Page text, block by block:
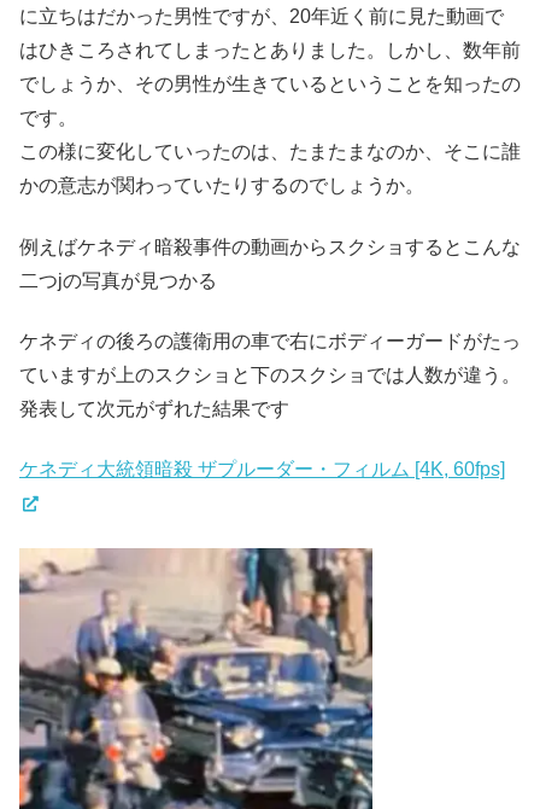
に立ちはだかった男性ですが、20年近く前に見た動画で
はひきころされてしまったとありました。しかし、数年前
でしょうか、その男性が生きているということを知ったの
です。
この様に変化していったのは、たまたまなのか、そこに誰
かの意志が関わっていたりするのでしょうか。
例えばケネディ暗殺事件の動画からスクショするとこんな
二つjの写真が見つかる
ケネディの後ろの護衛用の車で右にボディーガードがたっ
ていますが上のスクショと下のスクショでは人数が違う。
発表して次元がずれた結果です
ケネディ大統領暗殺 ザプルーダー・フィルム [4K, 60fps]